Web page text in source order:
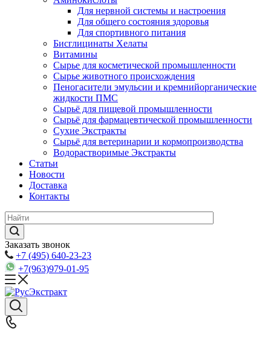
Для нервной системы и настроения
Для общего состояния здоровья
Для спортивного питания
Бисглицинаты Хелаты
Витамины
Сырье для косметической промышленности
Сырье животного происхождения
Пеногасители эмульсии и кремнийорганические
жидкости ПМС
Сырьё для пищевой промышленности
Сырьё для фармацевтической промышленности
Сухие Экстракты
Сырьё для ветеринарии и кормопроизводства
Водорастворимые Экстракты
Статьи
Новости
Доставка
Контакты
Заказать звонок
+7 (495) 640-23-23
+7(963)979-01-95